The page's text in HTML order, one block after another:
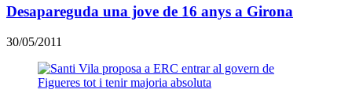
Desapareguda una jove de 16 anys a Girona
30/05/2011